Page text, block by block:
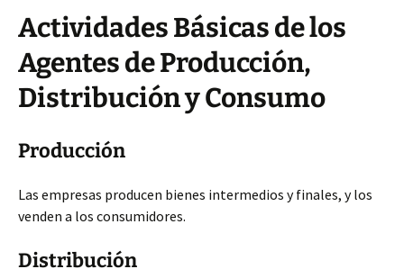
Actividades Básicas de los
Agentes de Producción,
Distribución y Consumo
Producción
Las empresas producen bienes intermedios y finales, y los
venden a los consumidores.
Distribución